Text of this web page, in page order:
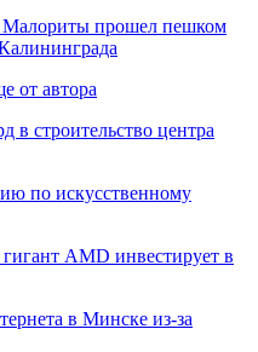
прошел пешком
от автора
в строительство центра
по искусственному
AMD инвестирует в
в Минске из-за